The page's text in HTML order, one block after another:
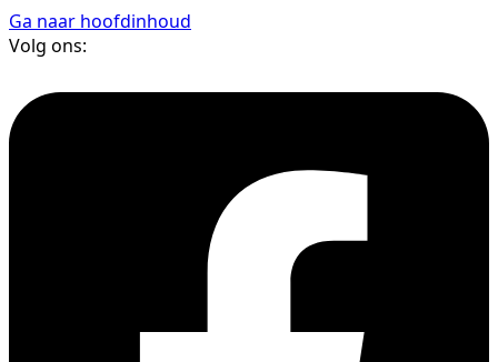
Ga naar hoofdinhoud
Volg ons: